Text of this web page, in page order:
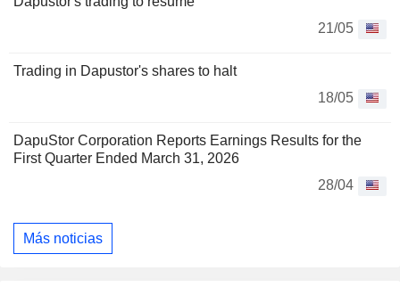
21/05
Trading in Dapustor's shares to halt
18/05
DapuStor Corporation Reports Earnings Results for the
First Quarter Ended March 31, 2026
28/04
Más noticias